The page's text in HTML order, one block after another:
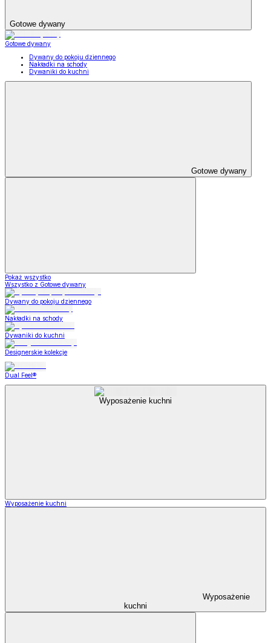
Gotowe dywany
Gotowe dywany
Dywany do pokoju dziennego
Nakładki na schody
Dywaniki do kuchni
Gotowe dywany
Pokaż wszystko
Wszystko z Gotowe dywany
Dywany do pokoju dziennego
Nakładki na schody
Dywaniki do kuchni
Designerskie kolekcje
Dual Feel®
Wyposażenie kuchni
Wyposażenie kuchni
Wyposażenie
kuchni